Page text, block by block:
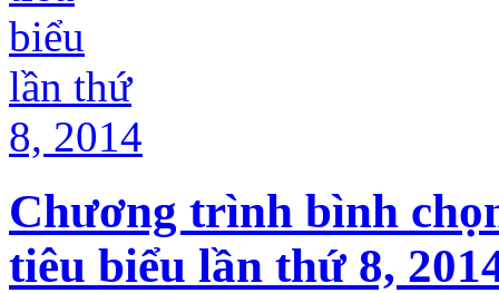
Chương trình bình
tiêu biểu lần thứ 8,